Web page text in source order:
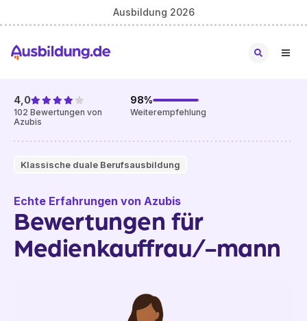
Ausbildung 2026
Klassische duale Berufsausbildung
4,0
102 Bewertungen von
Azubis
98%
Weiterempfehlung
Echte Erfahrungen von Azubis
Bewertungen für
Medienkauffrau/-mann